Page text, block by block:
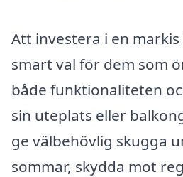
Att investera i en
smart val för dem som
både funktionaliteten
sin uteplats eller
ge välbehövlig skugga
sommar, skydda mot